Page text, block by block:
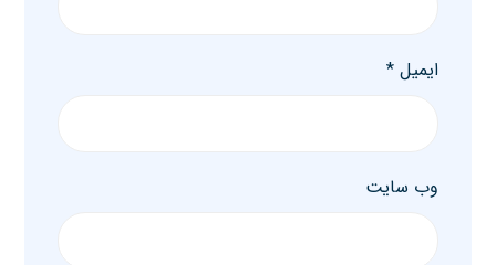
ایمیل*
وب‌ سایت